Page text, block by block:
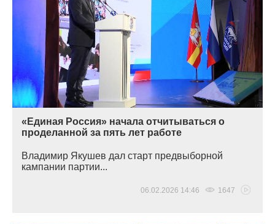
«Единая Россия» начала отчитываться о
проделанной за пять лет работе
Владимир Якушев дал старт предвыборной
кампании партии...
06.02.2026 14:46 1647